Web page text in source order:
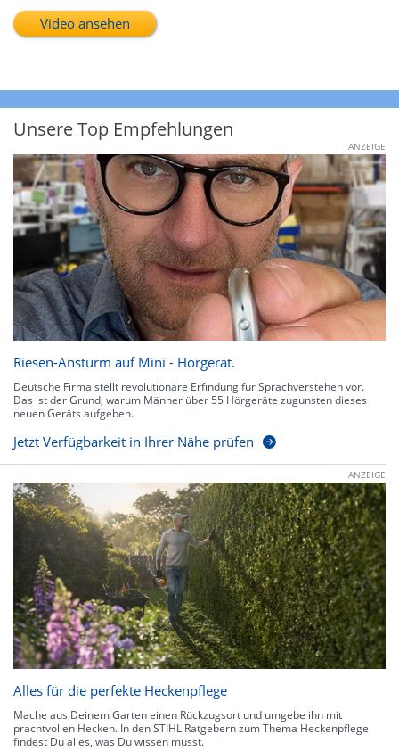
Video ansehen
Unsere Top Empfehlungen
ANZEIGE
Riesen-Ansturm auf Mini - Hörgerät.
Deutsche Firma stellt revolutionäre Erfindung für Sprachverstehen vor.
Das ist der Grund, warum Männer über 55 Hörgeräte zugunsten dieses
neuen Geräts aufgeben.
Jetzt Verfügbarkeit in Ihrer Nähe prüfen
ANZEIGE
Alles für die perfekte Heckenpflege
Mache aus Deinem Garten einen Rückzugsort und umgebe ihn mit
prachtvollen Hecken. In den STIHL Ratgebern zum Thema Heckenpflege
findest Du alles, was Du wissen musst.